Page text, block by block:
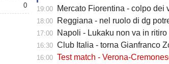
0 19:00 Mercato Fiorentina - colpo dei viola che si
18:00 Reggiana - nel ruolo di dg
17:00 Napoli - Lukaku non va in
16:30 Club Italia - torna Gianfranco Zola, sarà
16:00 Test match - Verona-